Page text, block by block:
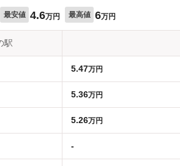
最安値 4.6万円 最高値 6万円
駅
5.47万円
5.36万円
5.26万円
-